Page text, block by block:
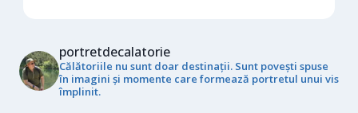
portretdecalatorie
Călătoriile nu sunt doar destinații. Sunt povești spuse
în imagini și momente care formează portretul unui vis
împlinit.